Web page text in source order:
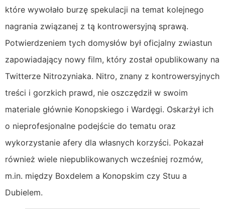
które wywołało burzę spekulacji na temat kolejnego
nagrania związanej z tą kontrowersyjną sprawą.
Potwierdzeniem tych domysłów był oficjalny zwiastun
zapowiadający nowy film, który został opublikowany na
Twitterze Nitrozyniaka. Nitro, znany z kontrowersyjnych
treści i gorzkich prawd, nie oszczędził w swoim
materiale głównie Konopskiego i Wardęgi. Oskarżył ich
o nieprofesjonalne podejście do tematu oraz
wykorzystanie afery dla własnych korzyści. Pokazał
również wiele niepublikowanych wcześniej rozmów,
m.in. między Boxdelem a Konopskim czy Stuu a
Dubielem.